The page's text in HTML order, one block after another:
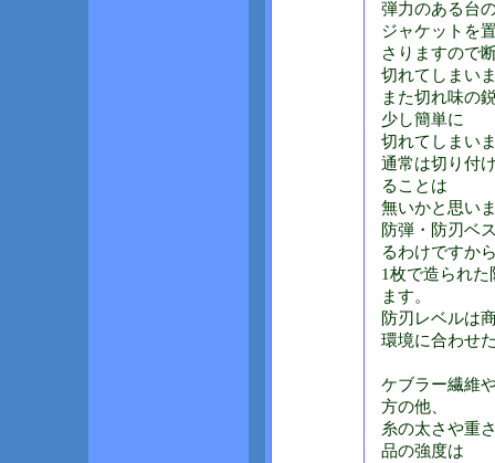
弾力のある台
ジャケットを
さりますので
切れてしまい
また切れ味の
少し簡単に
切れてしまい
通常は切り付
ることは
無いかと思い
防弾・防刃ベ
るわけですか
1枚で造られ
ます。
防刃レベルは
環境に合わせ
ケブラー繊維
方の他、
糸の太さや重
品の強度は